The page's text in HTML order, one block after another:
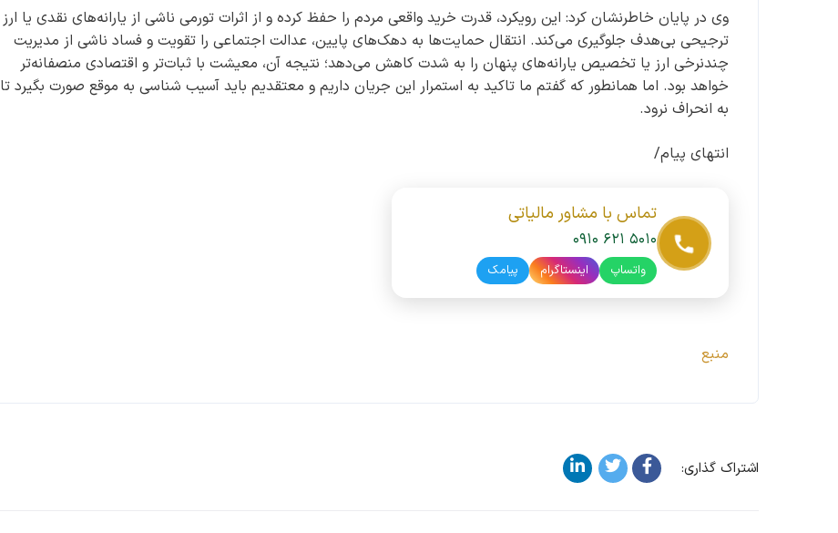
وی در پایان خاطرنشان کرد: این رویکرد، قدرت خرید واقعی مردم را حفظ کرده و از اثرات تورمی ناشی از یارانه‌های نقدی یا ارز
ترجیحی بی‌هدف جلوگیری می‌کند. انتقال حمایت‌ها به دهک‌های پایین، عدالت اجتماعی را تقویت و فساد ناشی از مدیریت
چندنرخی ارز یا تخصیص یارانه‌های پنهان را به شدت کاهش می‌دهد؛ نتیجه آن، معیشت با ثبات‌تر و اقتصادی منصفانه‌تر
خواهد بود. اما همانطور که گفتم ما تاکید به استمرار این جریان داریم و معتقدیم باید آسیب شناسی به موقع صورت بگیرد تا
به انحراف نرود.
انتهای پیام/
تماس با مشاور مالیاتی
۰۹۱۰ ۶۲۱ ۵۰۱۰
واتساپ اینستاگرام پیامک
منبع
اشتراک گذاری: